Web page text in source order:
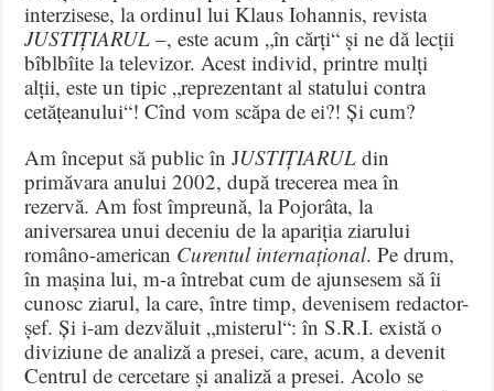
interzisese, la ordinul lui Klaus Iohannis, revista
JUSTIȚIARUL –, este acum „în cărți“ și ne dă lecții
bîblbîite la televizor. Acest individ, printre mulți
alții, este un tipic „reprezentant al statului contra
cetățeanului“! Cînd vom scăpa de ei?! Și cum?
Am început să public în JUSTIȚIARUL din
primăvara anului 2002, după trecerea mea în
rezervă. Am fost împreună, la Pojorâta, la
aniversarea unui deceniu de la apariția ziarului
româno-american Curentul internațional. Pe drum,
în mașina lui, m-a întrebat cum de ajunsesem să îi
cunosc ziarul, la care, între timp, devenisem redactor-
șef. Și i-am dezvăluit „misterul“: în S.R.I. există o
diviziune de analiză a presei, care, acum, a devenit
Centrul de cercetare și analiză a presei. Acolo se